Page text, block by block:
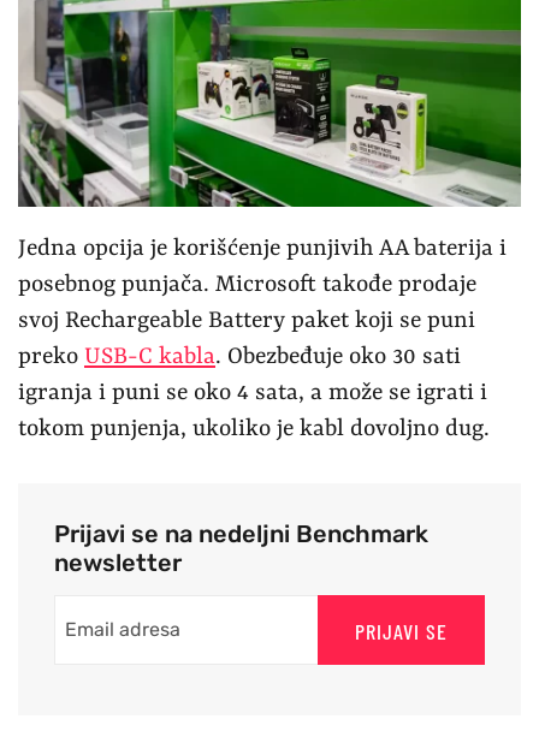
Jedna opcija je korišćenje punjivih AA baterija i
posebnog punjača. Microsoft takođe prodaje
svoj Rechargeable Battery paket koji se puni
preko USB-C kabla. Obezbeđuje oko 30 sati
igranja i puni se oko 4 sata, a može se igrati i
tokom punjenja, ukoliko je kabl dovoljno dug.
Prijavi se na nedeljni Benchmark
newsletter
PRIJAVI SE